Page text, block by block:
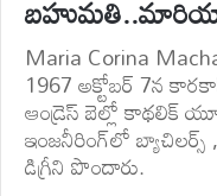
Maria Corina
1967 అక్టోబర్ 7న
ఆండ్రెస్ బెల్లో కాథలిక్
ఇంజనీరింగ్‌లో
డిగ్రీని పొందారు.